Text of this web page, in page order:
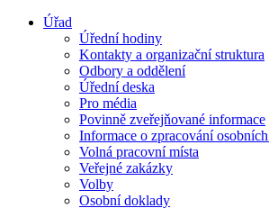
Úřad
Úřední hodiny
Kontakty a organizační struktura
Odbory a oddělení
Úřední deska
Pro média
Povinně zveřejňované informace
Informace o zpracování
Volná pracovní místa
Veřejné zakázky
Volby
Osobní doklady